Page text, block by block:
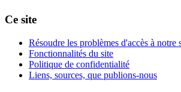
Ce site
Résoudre les problèmes d'accès à notre
Fonctionnalités du site
Politique de confidentialité
Liens, sources, que publions-nous